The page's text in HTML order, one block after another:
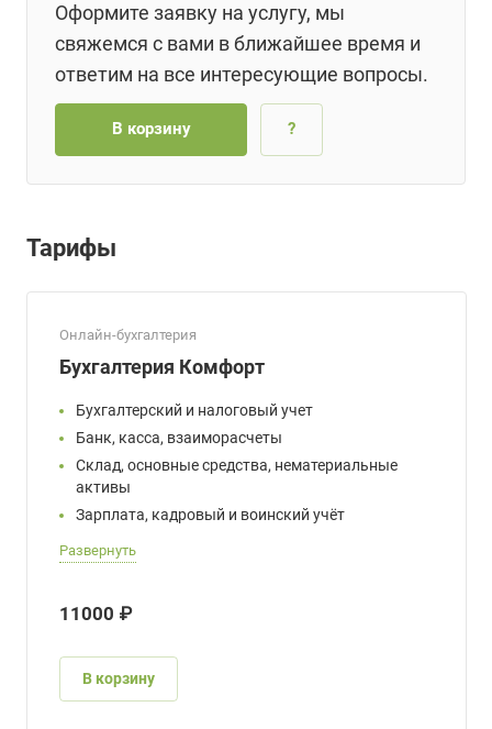
Оформите заявку на услугу, мы
свяжемся с вами в ближайшее время и
ответим на все интересующие вопросы.
В корзину ?
Тарифы
Онлайн-бухгалтерия
Бухгалтерия Комфорт
Бухгалтерский и налоговый учет
Банк, касса, взаиморасчеты
Склад, основные средства, нематериальные
активы
Зарплата, кадровый и воинский учёт
Развернуть
11000 ₽
В корзину